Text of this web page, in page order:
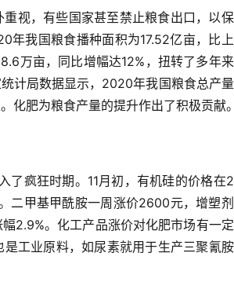
视，有些国家甚至禁止粮食出口，以
年我国粮食播种面积为17.52亿亩，比
万亩，同比增幅达12%，扭转了多年
计局数据显示，2020年我国粮食总产
化肥为粮食产量的提升作出了积极贡献。
了疯狂时期。 11月初，有机硅的价格在
二甲基甲酰胺一周涨价2600元，增塑
2.9%。化工产品涨价对化肥市场有一
工业原料，如尿素就用于生产三聚氰胺